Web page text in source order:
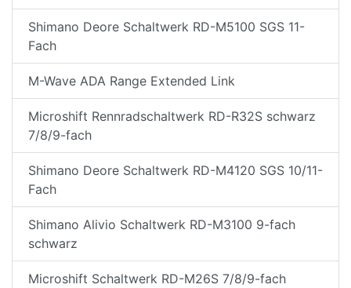
Shimano Deore Schaltwerk RD-M5100 SGS 11-
Fach
M-Wave ADA Range Extended Link
Microshift Rennradschaltwerk RD-R32S schwarz
7/8/9-fach
Shimano Deore Schaltwerk RD-M4120 SGS 10/11-
Fach
Shimano Alivio Schaltwerk RD-M3100 9-fach
schwarz
Microshift Schaltwerk RD-M26S 7/8/9-fach